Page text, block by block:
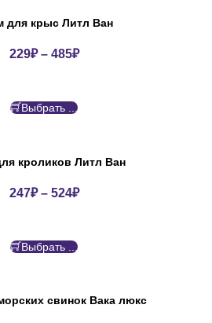
для крыс Литл Ван
229₽– 485₽
Выбрать ...
кроликов Литл Ван
247₽– 524₽
Выбрать ...
свинок Вака люкс